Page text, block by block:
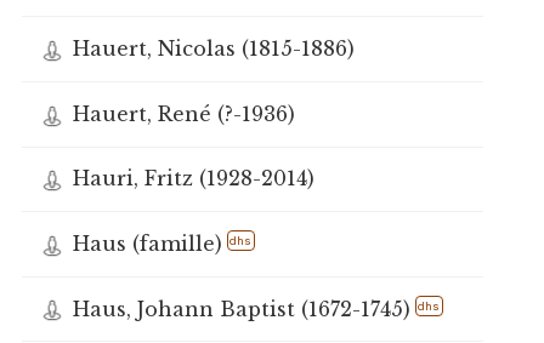
Hauert, Nicolas (1815-1886)
Hauert, René (?-1936)
Hauri, Fritz (1928-2014)
Haus (famille) dhs
Haus, Johann Baptist (1672-1745) dhs